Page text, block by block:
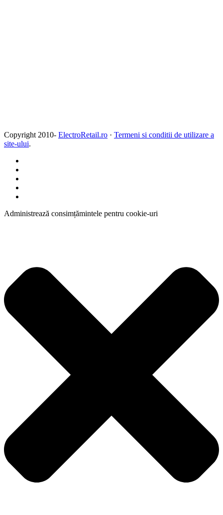
Copyright 2010- ElectroRetail.ro · Termeni si conditii de utilizare a
site-ului.
Administrează consimțămintele pentru cookie-uri